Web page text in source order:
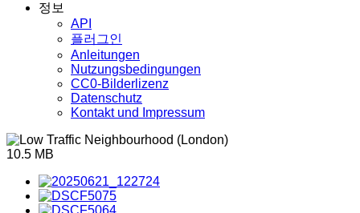
정보
API
플러그인
Anleitungen
Nutzungsbedingungen
CC0-Bilderlizenz
Datenschutz
Kontakt und Impressum
10.5 MB